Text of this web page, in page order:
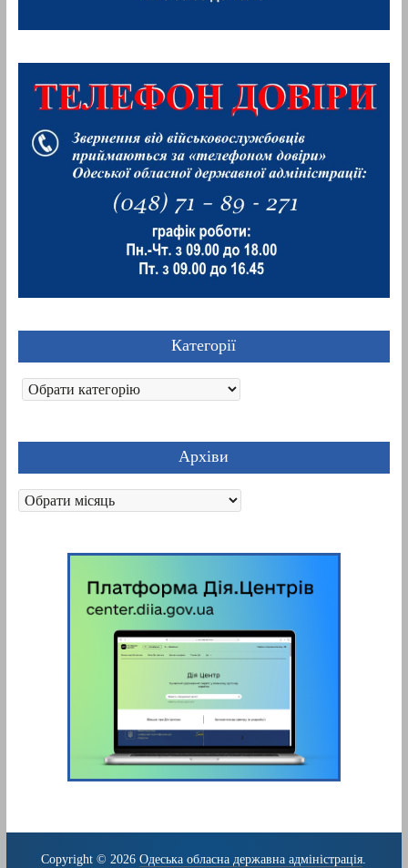
Категорії
Категорії
Архіви
Архіви
Copyright © 2026Одеська обласна державна адміністрація.